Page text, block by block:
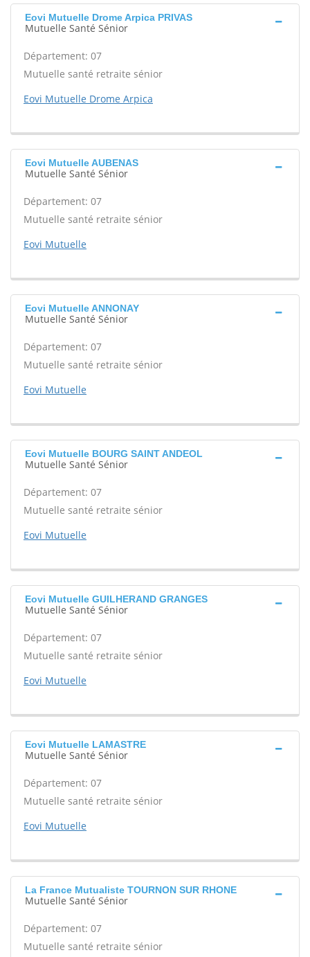
Eovi Mutuelle Drome Arpica PRIVAS
Mutuelle Santé Sénior
Département: 07
Mutuelle santé retraite sénior
Eovi Mutuelle Drome Arpica
Eovi Mutuelle AUBENAS
Mutuelle Santé Sénior
Département: 07
Mutuelle santé retraite sénior
Eovi Mutuelle
Eovi Mutuelle ANNONAY
Mutuelle Santé Sénior
Département: 07
Mutuelle santé retraite sénior
Eovi Mutuelle
Eovi Mutuelle BOURG SAINT ANDEOL
Mutuelle Santé Sénior
Département: 07
Mutuelle santé retraite sénior
Eovi Mutuelle
Eovi Mutuelle GUILHERAND GRANGES
Mutuelle Santé Sénior
Département: 07
Mutuelle santé retraite sénior
Eovi Mutuelle
Eovi Mutuelle LAMASTRE
Mutuelle Santé Sénior
Département: 07
Mutuelle santé retraite sénior
Eovi Mutuelle
La France Mutualiste TOURNON SUR RHONE
Mutuelle Santé Sénior
Département: 07
Mutuelle santé retraite sénior